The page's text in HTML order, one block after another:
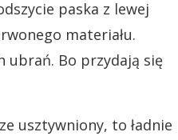
paska z lewej
materiału.
ubrań. Bo przydają się
usztywniony, to ładnie